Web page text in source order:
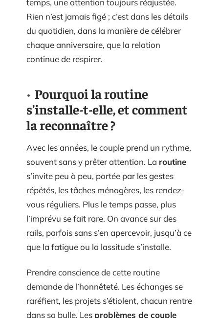
temps, une attention toujours réajustée.
Rien n’est jamais figé ; c’est dans les détails
du quotidien, dans la manière de célébrer
chaque anniversaire, que la relation
continue de respirer.
Pourquoi la routine
s’installe-t-elle, et comment
la reconnaître ?
Avec les années, le couple prend un rythme,
souvent sans y prêter attention. La routine
s’invite peu à peu, portée par les gestes
répétés, les tâches ménagères, les rendez-
vous réguliers. Plus le temps passe, plus
l’imprévu se fait rare. On avance sur des
rails, parfois sans s’en apercevoir, jusqu’à ce
que la fatigue ou la lassitude s’installe.
Prendre conscience de cette routine
demande de l’honnêteté. Les échanges se
raréfient, les projets s’étiolent, chacun rentre
dans sa bulle. Les problèmes de couple